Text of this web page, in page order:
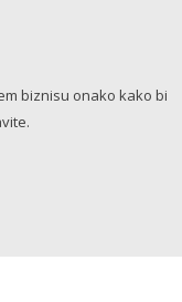
biznisu onako kako bi